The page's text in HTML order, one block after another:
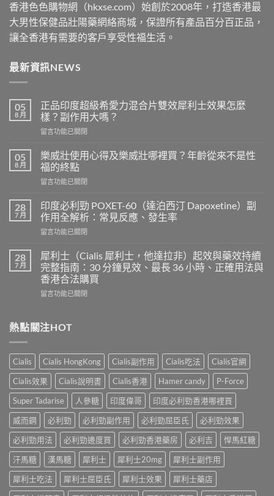
香港色色購物網（hkxse.com）始創於2008年，打造香港最
大男性保健品壯陽藥網絡商城，保證所有產品百分百正品，
讓全香港有需要的客戶享受性福生活。
最新資訊NEWS
05
8 月
正品印度超級希愛力混合片雙效犀利士效果怎麼
樣？副作用大嗎？
在
品
印
度
超
希
愛
力
混
片
雙
效
犀
利
果
樣？
副
作
用
大
嗎？〉
留言功能已關閉
05
8 月
樂威壯使用心得及樂威壯哪裡買？年齡從來不是性
福的終點
在
威
壯
使
用
得
及
樂
威
壯
買？
從
來
不
是
性
福
終
點〉
中
留言功能已關閉
28
7 月
印度必利勁 POXET-60（達泊西汀 Dapoxetine）副
作用全解析：常見反應、發生率
在
度
必
利
勁
POXET-
西
汀
副
作
用
全
解
析：
見
反
應、
生
率〉
中
留言功能已關閉
28
7 月
犀利士（Cialis 犀利士，他達拉非）起效與藥效持續
完整指南：30 分鐘見效、最長 36 小時、正確用法與
香港合法購買
在
士
（Cialis
利
士，
他
達
拉
非）
效
與
藥
持
續
完
留言功能已關閉
熱點關注HOT
Cialis Cialis HongKong Cialis副作用 Cialis吃法
Cialis官網
Cialis效果
Cialis說明書 Cialis香港 Hamer candy
P-Force
Super Tadarise
人參糖 印度偉哥
印度必利勁香港哪裡買
威而鋼
必利勁 必利勁副作用 必利勁屈臣氏
必利勁效果
必利勁用法
必利勁邊度買 必利勁香港藥房 必利吉
悍馬紅糖
汗馬糖
漢馬糖 犀利士 犀利士20mg
犀利士副作用
犀利士吃法
犀利士屈臣氏 犀利士效果
犀利士藥店